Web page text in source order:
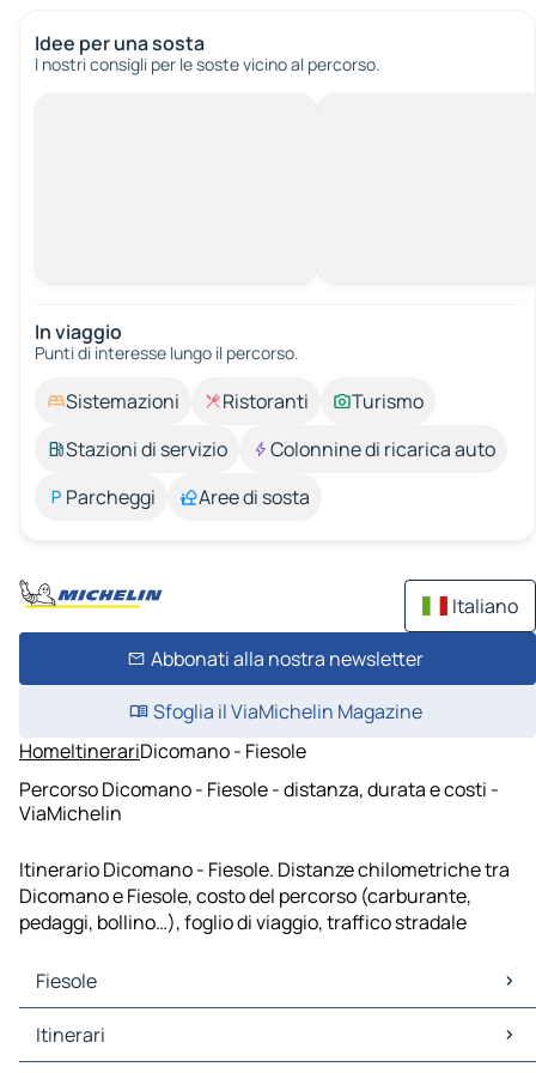
Idee per una sosta
I nostri consigli per le soste vicino al percorso.
In viaggio
Punti di interesse lungo il percorso.
Sistemazioni Ristoranti
Turismo
Stazioni di servizio
Colonnine di ricarica auto
Parcheggi
Aree di sosta
Italiano
Abbonati alla nostra newsletter
Sfoglia il ViaMichelin Magazine
HomeItinerariDicomano - Fiesole
Percorso Dicomano - Fiesole - distanza, durata e costi -
ViaMichelin
Itinerario Dicomano - Fiesole. Distanze chilometriche tra
Dicomano e Fiesole, costo del percorso (carburante,
pedaggi, bollino…), foglio di viaggio, traffico stradale
Fiesole
Fiesole Mappe Piantine
Fiesole Traffico
Itinerari